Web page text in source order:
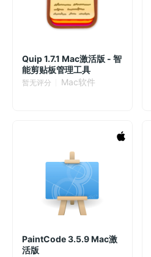
Quip 1.7.1 Mac激活版 - 智
能剪贴板管理工具
暂无评分 Mac软件
PaintCode 3.5.9 Mac激
活版